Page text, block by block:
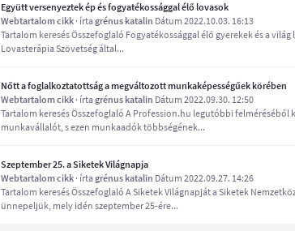
Együtt versenyeztek ép és fogyatékossággal élő lovasok
Webtartalom cikk · írtagrénus katalin Dátum 2022.10.03. 16:13
Tartalom keresés Összefoglaló Fogyatékossággal élő gyerekek és a
Lovasterápia Szövetség által...
Nőtt a foglalkoztatottság a megváltozott munkaképességűek körében
Webtartalom cikk · írtagrénus katalin Dátum 2022.09.30. 12:50
Tartalom keresés Összefoglaló A Profession.hu legutóbbi
munkavállalót, s ezen munkaadók többségének...
Szeptember 25. a Siketek Világnapja
Webtartalom cikk · írtagrénus katalin Dátum 2022.09.27. 14:26
Tartalom keresés Összefoglaló A Siketek Világnapját a Siketek
ünnepeljük, mely idén szeptember 25-ére...